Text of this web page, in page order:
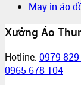
May in áo
Xưởng Áo
Hotline: 0979
0965 678 104